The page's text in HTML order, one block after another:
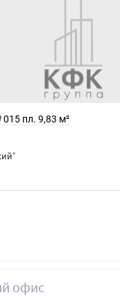
пл. 9,83 м²
офис